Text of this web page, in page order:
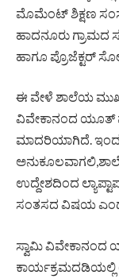
ಮೊಮೆಂಟ್ ಶಿಕ್ಷಣ
ಹಾದನೂರು ಗ್ರಾಮದ
ಹಾಗೂ ಪ್ರೊಜೆಕ್ಟರ್
ಈ ವೇಳೆ ಶಾಲೆಯ
ವಿವೇಕಾನಂದ ಯೂತ್
ಮಾದರಿಯಾಗಿದೆ. ಇಂದು
ಉದ್ದೇಶದಿಂದ
ಸಂತಸದ ವಿಷಯ
ಸ್ವಾಮಿ ವಿವೇಕಾನಂದ
ಕಾರ್ಯಕ್ರಮದಡಿಯಲ್ಲಿ